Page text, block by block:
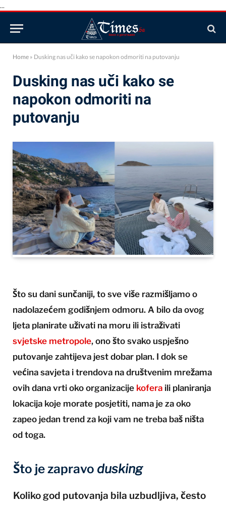
...
Home » Dusking nas uči kako se napokon odmoriti na putovanju
Dusking nas uči kako se
napokon odmoriti na
putovanju
Što su dani sunčaniji, to sve više razmišljamo o
nadolazećem godišnjem odmoru. A bilo da ovog
ljeta planirate uživati na moru ili istraživati
svjetske metropole, ono što svako uspješno
putovanje zahtijeva jest dobar plan. I dok se
većina savjeta i trendova na društvenim mrežama
ovih dana vrti oko organizacije kofera ili planiranja
lokacija koje morate posjetiti, nama je za oko
zapeo jedan trend za koji vam ne treba baš ništa
od toga.
Što je zapravo dusking
Koliko god putovanja bila uzbudljiva, često